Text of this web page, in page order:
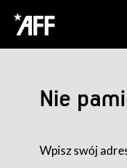
Nie
Wpisz swój